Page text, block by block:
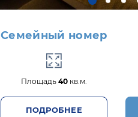
Семейный номер
Площадь 40кв.м.
ПОДРОБНЕЕ